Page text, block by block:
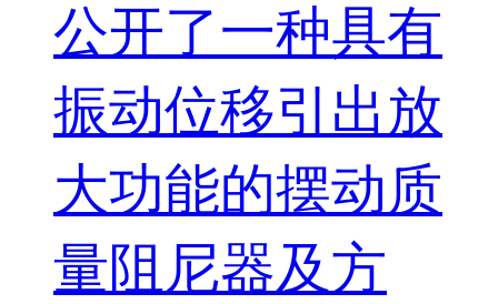
公开了一种具有
振动位移引出放
大功能的摆动质
量阻尼器及方